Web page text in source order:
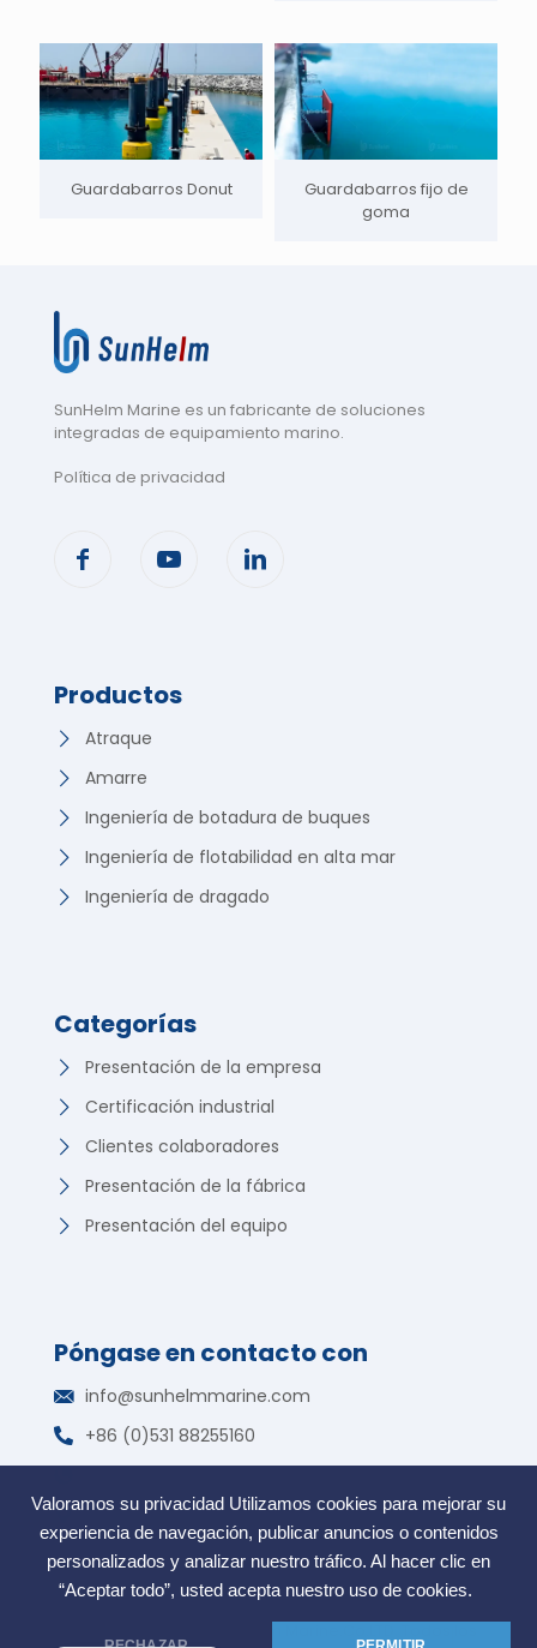
Valoramos su privacidad Utilizamos cookies para mejorar su
experiencia de navegación, publicar anuncios o contenidos
personalizados y analizar nuestro tráfico. Al hacer clic en
“Aceptar todo”, usted acepta nuestro uso de cookies.
Guardabarros Donut
Guardabarros fijo de
goma
SunHelm Marine es un fabricante de soluciones
integradas de equipamiento marino.
Política de privacidad
Productos
Atraque
Amarre
Ingeniería de botadura de buques
Ingeniería de flotabilidad en alta mar
Ingeniería de dragado
Categorías
Presentación de la empresa
Certificación industrial
Clientes colaboradores
Presentación de la fábrica
Presentación del equipo
Póngase en contacto con
info@sunhelmmarine.com
+86 (0)531 88255160
Zona Franca, Jinan, Shandong, China
English
Indonesian
Arabic
French
Russian
Korean
German